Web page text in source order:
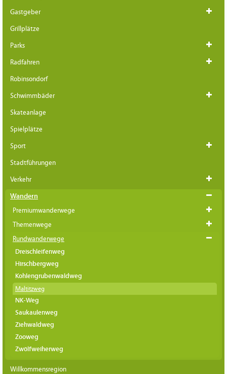
Gastgeber
Grillplätze
Parks
Radfahren
Robinsondorf
Schwimmbäder
Skateanlage
Spielplätze
Sport
Stadtführungen
Verkehr
Wandern
Premiumwanderwege
Themenwege
Rundwanderwege
Dreischleifenweg
Hirschbergweg
Kohlengrubenwaldweg
Maltitzweg
NK-Weg
Saukaulenweg
Ziehwaldweg
Zooweg
Zwölfweiherweg
Willkommensregion